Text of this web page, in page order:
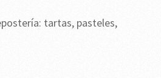
tartas, pasteles,